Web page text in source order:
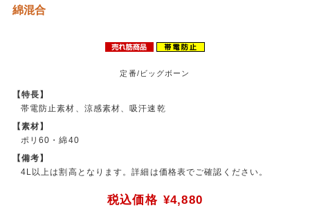
綿混合
定番/ビッグボーン
【特長】
帯電防止素材、涼感素材、吸汗速乾
【素材】
ポリ60・綿40
【備考】
4L以上は割高となります。詳細は価格表でご確認ください。
税込価格 ¥4,880